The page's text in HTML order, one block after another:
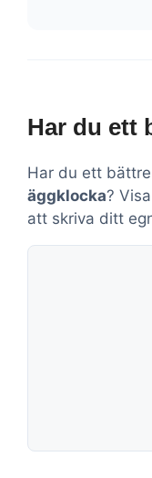
Har du ett
Har du ett
äggklocka?
att skriva ditt
Kommentar